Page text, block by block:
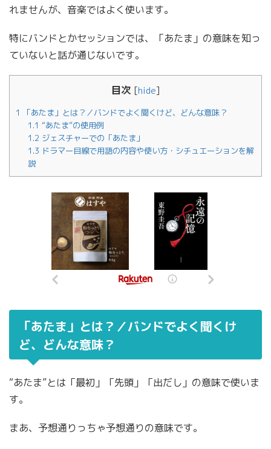
れませんが、音楽ではよく使います。
特にバンドとかセッションでは、「あたま」の意味を知っ
ていないと話が通じないです。
目次 [hide]
1
「あたま」とは？／バンドでよく聞くけど、どんな意味？
1.1 “あたま”の使用例
1.2 ジェスチャーでの「あたま」
1.3 ドラマー目線で用語の内容や使い方・シチュエーションを解
説
「あたま」とは？／バンドでよく聞くけ
ど、どんな意味？
“あたま”とは「最初」「先頭」「出だし」の意味で使いま
す。
まあ、予想通りっちゃ予想通りの意味です。